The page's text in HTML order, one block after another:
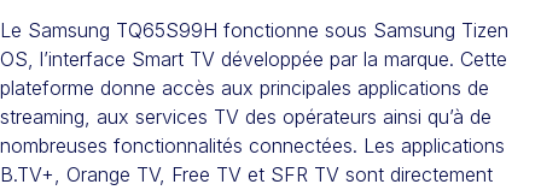
Le Samsung TQ65S99H fonctionne sous Samsung Tizen
OS, l’interface Smart TV développée par la marque. Cette
plateforme donne accès aux principales applications de
streaming, aux services TV des opérateurs ainsi qu’à de
nombreuses fonctionnalités connectées. Les applications
B.TV+, Orange TV, Free TV et SFR TV sont directement